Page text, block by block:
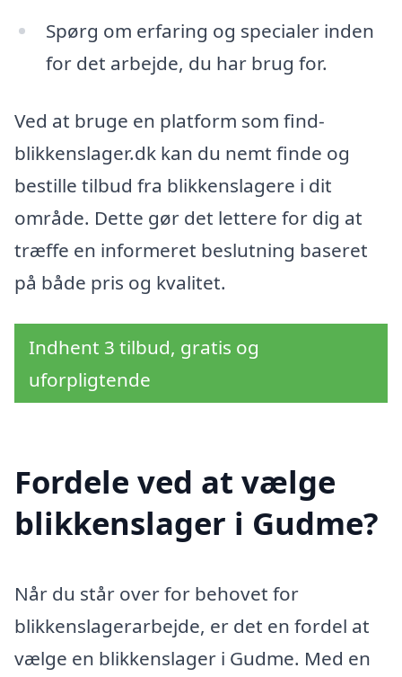
Spørg om erfaring og specialer inden
for det arbejde, du har brug for.
Ved at bruge en platform som find-
blikkenslager.dk kan du nemt finde og
bestille tilbud fra blikkenslagere i dit
område. Dette gør det lettere for dig at
træffe en informeret beslutning baseret
på både pris og kvalitet.
Indhent 3 tilbud, gratis og
uforpligtende
Fordele ved at vælge
blikkenslager i Gudme?
Når du står over for behovet for
blikkenslagerarbejde, er det en fordel at
vælge en blikkenslager i Gudme. Med en